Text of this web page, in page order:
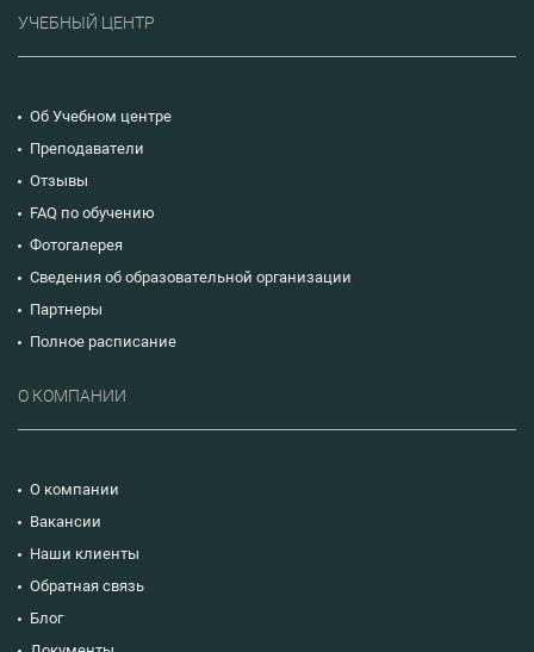
УЧЕБНЫЙ ЦЕНТР
Об Учебном центре
Преподаватели
Отзывы
FAQ по обучению
Фотогалерея
Сведения об образовательной организации
Партнеры
Полное расписание
О КОМПАНИИ
О компании
Вакансии
Наши клиенты
Обратная связь
Блог